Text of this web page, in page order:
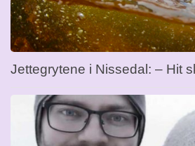
Jettegrytene i Nissedal: – Hit